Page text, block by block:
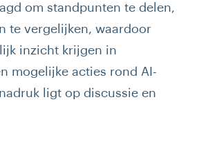
om standpunten te delen,
te vergelijken, waardoor
inzicht krijgen in
mogelijke acties rond AI-
ligt op discussie en